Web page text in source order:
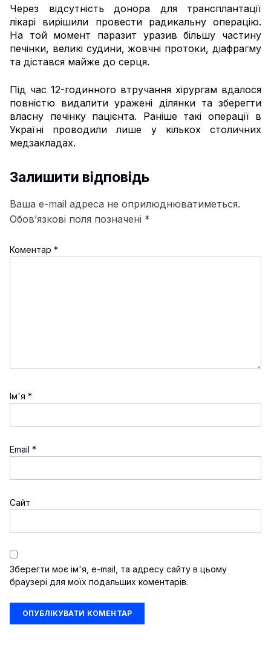
Через відсутність донора для трансплантації
лікарі вирішили провести радикальну операцію.
На той момент паразит уразив більшу частину
печінки, великі судини, жовчні протоки, діафрагму
та дістався майже до серця.
Під час 12-годинного втручання хірургам вдалося
повністю видалити уражені ділянки та зберегти
власну печінку пацієнта. Раніше такі операції в
Україні проводили лише у кількох столичних
медзакладах.
Залишити відповідь
Ваша e-mail адреса не оприлюднюватиметься.
Обов’язкові поля позначені *
Коментар *
Ім'я *
Email *
Сайт
Зберегти моє ім'я, e-mail, та адресу сайту в цьому
браузері для моїх подальших коментарів.